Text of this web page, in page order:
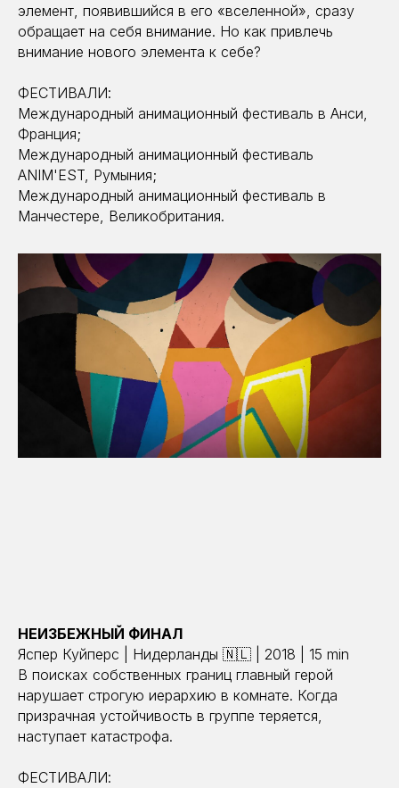
элемент, появившийся в его «вселенной», сразу
обращает на себя внимание. Но как привлечь
внимание нового элемента к себе?
ФЕСТИВАЛИ:
Международный анимационный фестиваль в Анси,
Франция;
Международный анимационный фестиваль
ANIM'EST, Румыния;
Международный анимационный фестиваль в
Манчестере, Великобритания.
НЕИЗБЕЖНЫЙ ФИНАЛ
Яспер Куйперс | Нидерланды 🇳🇱 | 2018 | 15 min
В поисках собственных границ главный герой
нарушает строгую иерархию в комнате. Когда
призрачная устойчивость в группе теряется,
наступает катастрофа.
ФЕСТИВАЛИ: